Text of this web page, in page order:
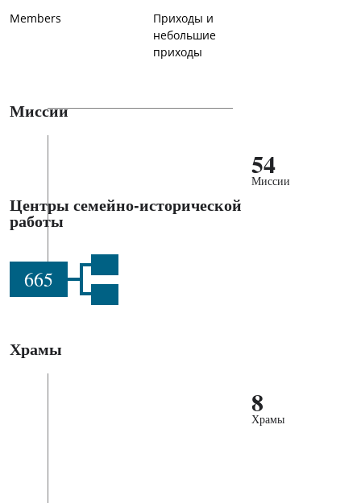
Members
Приходы и
небольшие
приходы
Миссии
54
Миссии
Центры семейно-исторической
работы
665
Храмы
8
Храмы